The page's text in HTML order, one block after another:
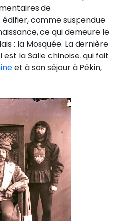
de
comme suspendue
ce qui demeure le
: la Mosquée. La dernière
la Salle chinoise, qui fait
et à son séjour à Pékin,